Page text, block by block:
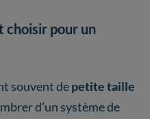
choisir pour un
souvent depetite taille
d’un système de